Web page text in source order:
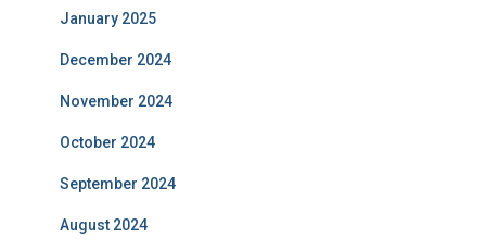
January 2025
December 2024
November 2024
October 2024
September 2024
August 2024